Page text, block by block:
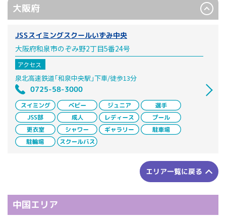
大阪府
JSSスイミングスクールいずみ中央
大阪府和泉市のぞみ野2丁目5番24号
アクセス
泉北高速鉄道｢和泉中央駅｣下車/徒歩13分
0725-58-3000
エリア一覧に戻る
中国エリア